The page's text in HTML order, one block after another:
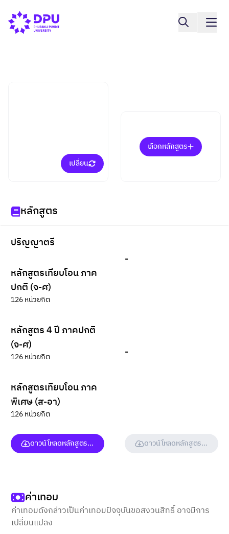
เปลี่ยน
เลือกหลักสูตร
หลักสูตร
ปริญญาตรี
หลักสูตรเทียบโอน ภาค
ปกติ (จ-ศ)
126 หน่วยกิต
หลักสูตร 4 ปี ภาคปกติ
(จ-ศ)
126 หน่วยกิต
หลักสูตรเทียบโอน ภาค
พิเศษ (ส-อา)
126 หน่วยกิต
ดาวน์โหลดหลักสูตร (ฉบับเต็ม)
-
-
ดาวน์โหลดหลักสูตร (ฉบับเต็
ค่าเทอม
ค่าเทอมดังกล่าวเป็นค่าเทอมปัจจุบันขอสงวนสิทธิ์ อาจมีการ
เปลี่ยนแปลง